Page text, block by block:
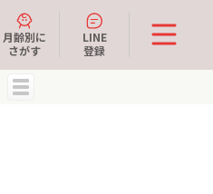
月齢別に
さがす
LINE
登録